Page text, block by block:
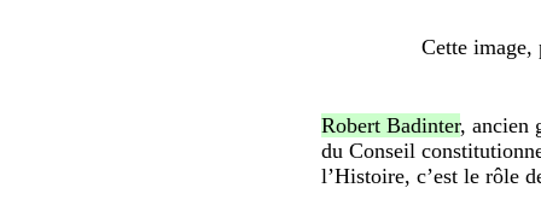
Cette
Robert Badinter, ancien
du Conseil
l’Histoire, c’est le rôle